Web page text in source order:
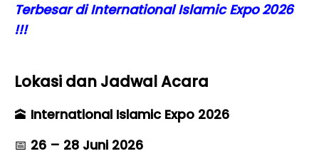
Terbesar di International Islamic Expo 2026
!!!
Lokasi dan Jadwal Acara
🕋 International Islamic Expo 2026
📅 26 – 28 Juni 2026